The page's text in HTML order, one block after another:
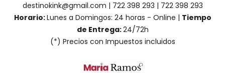
destinokink@gmail.com | 722 398 293 | 722 398 293
Horario:Lunes a Domingos: 24 horas - Online | Tiempo
de Entrega:24/72h
(*) Precios con Impuestos incluidos